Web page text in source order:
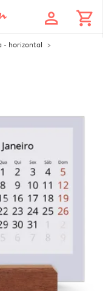
profile shopping_cart
- horizontal